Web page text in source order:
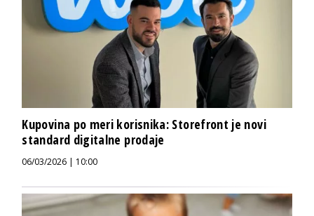
Kupovina po meri korisnika: Storefront je novi
standard digitalne prodaje
06/03/2026 | 10:00